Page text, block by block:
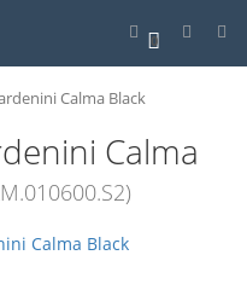
0
Calma Black
Calma